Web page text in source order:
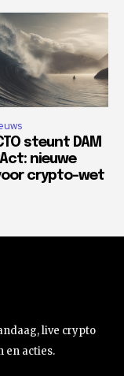
steunt DAM
nieuwe
crypto-wet
live crypto
en acties.